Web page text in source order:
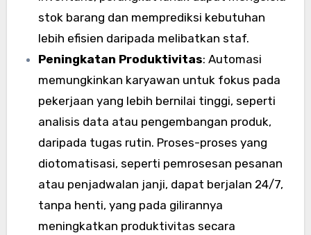
stok barang dan memprediksi kebutuhan
lebih efisien daripada melibatkan staf.
Peningkatan Produktivitas: Automasi
memungkinkan karyawan untuk fokus pada
pekerjaan yang lebih bernilai tinggi, seperti
analisis data atau pengembangan produk,
daripada tugas rutin. Proses-proses yang
diotomatisasi, seperti pemrosesan pesanan
atau penjadwalan janji, dapat berjalan 24/7,
tanpa henti, yang pada gilirannya
meningkatkan produktivitas secara